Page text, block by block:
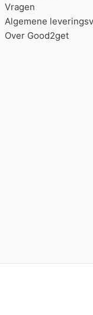
Vragen
Algemene
Over Good2get